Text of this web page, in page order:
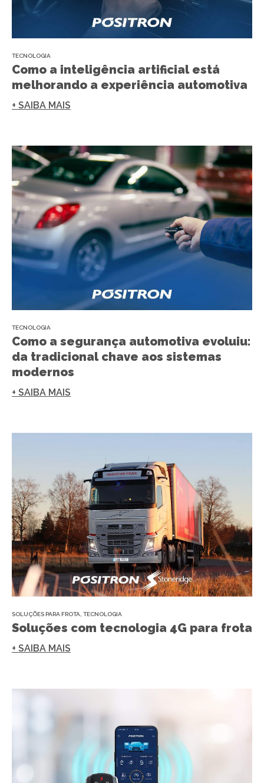
TECNOLOGIA
Como a inteligência artificial está
melhorando a experiência automotiva
+ SAIBA MAIS
TECNOLOGIA
Como a segurança automotiva evoluiu:
da tradicional chave aos sistemas
modernos
+ SAIBA MAIS
SOLUÇÕES PARA FROTA, TECNOLOGIA
Soluções com tecnologia 4G para frota
+ SAIBA MAIS